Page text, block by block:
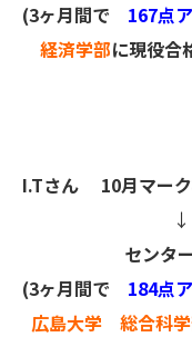
(3ヶ月間で 167点
経済学部に現役合
I.Tさん 10月マー
↓
セン
(3ヶ月間で 184点
広島大学 総合科